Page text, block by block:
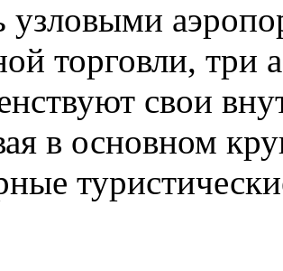
узловыми
торговли, три
свои
в основном